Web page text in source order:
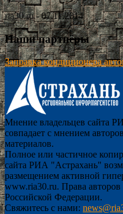
ria30.ru - 07.11.2014
Наши партнёры
Заправка кондиционера
Мнение владельцев сайта
совпадает с мнением
материалов.
Полное или частичное
сайта РИА "Астрахань"
размещением активной
www.ria30.ru. Права
Российской Федерации.
Свяжитесь с нами: